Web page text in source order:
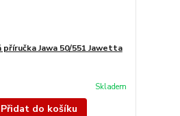
Jawa 50/551 Jawetta
Skladem
Přidat do košíku